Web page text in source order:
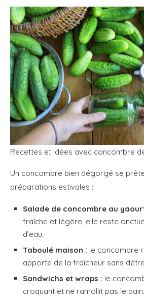
Recettes et idées avec concombre
Un concombre bien dégorgé se
préparations estivales :
Salade de concombre au
fraîche et légère, elle reste
d’eau.
Taboulé maison : le concombre
apporte de la fraîcheur sans
Sandwichs et wraps : le
croquant et ne ramollit pas le pain.